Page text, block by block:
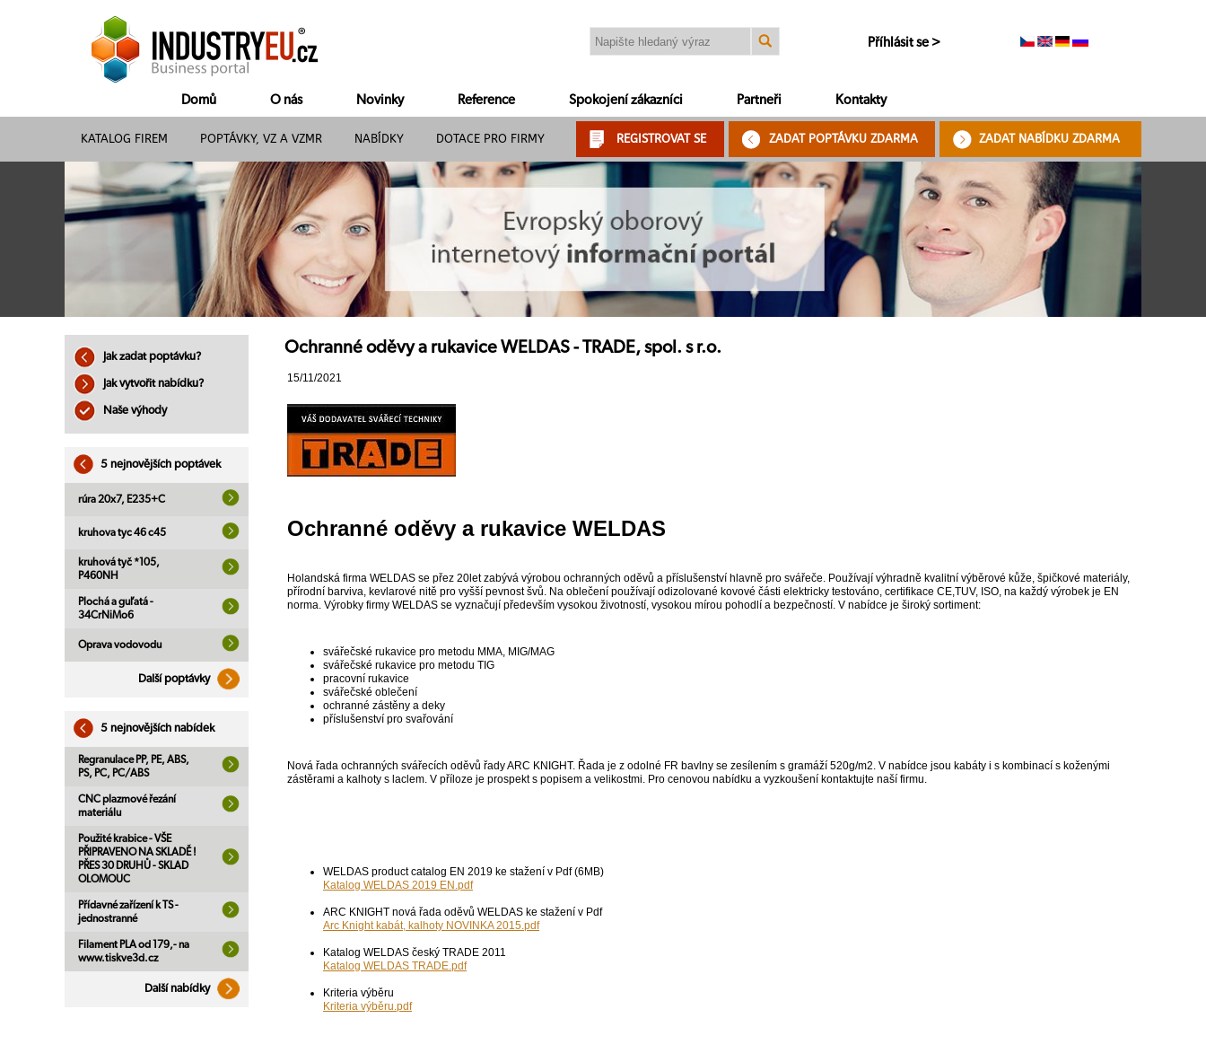
Příhlásit se >
Domů O nás Novinky Reference Spokojení zákazníci Partneři Kontakty
KATALOG FIREM POPTÁVKY, VZ A VZMR NABÍDKY DOTACE PRO FIRMY REGISTROVAT SE ZADAT POPTÁVKU ZDARMA ZADAT NABÍDKU ZDARMA
Jak zadat poptávku?
Jak vytvořit nabídku?
Naše výhody
5 nejnovějších poptávek
rúra 20x7, E235+C
kruhova tyc 46 c45
kruhová tyč *105,
P460NH
Plochá a guľatá -
34CrNiMo6
Oprava vodovodu
Další poptávky
5 nejnovějších nabídek
Regranulace PP, PE, ABS,
PS, PC, PC/ABS
CNC plazmové řezání
materiálu
Použité krabice - VŠE
PŘIPRAVENO NA SKLADĚ !
PŘES 30 DRUHŮ - SKLAD
OLOMOUC
Přídavné zařízení k TS -
jednostranné
Filament PLA od 179,- na
www.tiskve3d.cz
Další nabídky
Ochranné oděvy a rukavice WELDAS - TRADE, spol. s r.o.
15/11/2021
Ochranné oděvy a rukavice WELDAS
Holandská firma WELDAS se přez 20let zabývá výrobou ochranných oděvů a příslušenství hlavně pro svářeče. Používají výhradně kvalitní výběrové kůže, špičkové materiály,
přírodní barviva, kevlarové nitě pro vyšší pevnost švů. Na oblečení používají odizolované kovové části elektricky testováno, certifikace CE,TUV, ISO, na každý výrobek je EN
norma. Výrobky firmy WELDAS se vyznačují především vysokou životností, vysokou mírou pohodlí a bezpečností. V nabídce je široký sortiment:
svářečské rukavice pro metodu MMA, MIG/MAG
svářečské rukavice pro metodu TIG
pracovní rukavice
svářečské oblečení
ochranné zástěny a deky
příslušenství pro svařování
Nová řada ochranných svářecích oděvů řady ARC KNIGHT. Řada je z odolné FR bavlny se zesílením s gramáží 520g/m2. V nabídce jsou kabáty i s kombinací s koženými
zástěrami a kalhoty s laclem. V příloze je prospekt s popisem a velikostmi. Pro cenovou nabídku a vyzkoušení kontaktujte naší firmu.
WELDAS product catalog EN 2019 ke stažení v Pdf (6MB)
Katalog WELDAS 2019 EN.pdf
ARC KNIGHT nová řada oděvů WELDAS ke stažení v Pdf
Arc Knight kabát, kalhoty NOVINKA 2015.pdf
Katalog WELDAS český TRADE 2011
Katalog WELDAS TRADE.pdf
Kriteria výběru
Kriteria výběru.pdf